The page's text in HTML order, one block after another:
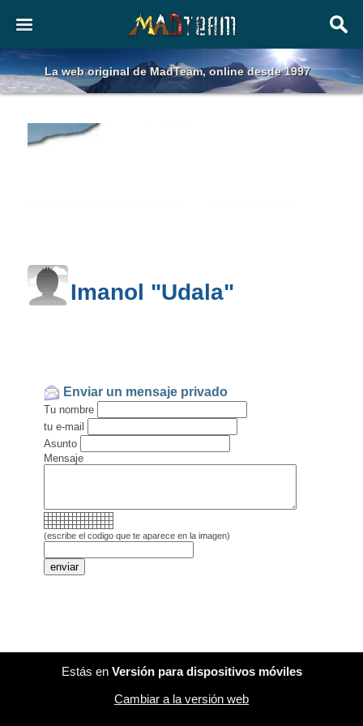
La web original de MadTeam, online desde 1997
Imanol "Udala"
Enviar un mensaje privado
Tu nombre
tu e-mail
Asunto
Mensaje
(escribe el codigo que te aparece en la imagen)
Estás en Versión para dispositivos móviles
Cambiar a la versión web